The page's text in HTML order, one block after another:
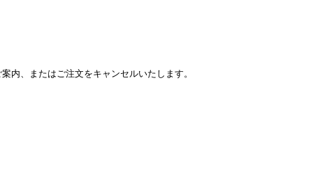
内、またはご注文をキャンセルいたします。